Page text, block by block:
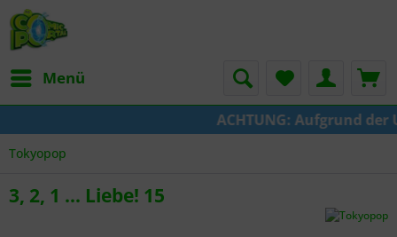
Menü
ACHTUNG: Aufgrund
Tokyopop
3, 2, 1 ... Liebe! 15